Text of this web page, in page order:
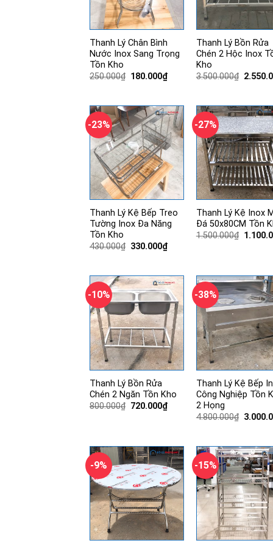
Thanh Lý Chân Bình
Nước Inox Sang Trọng
Tồn Kho
250.000₫ Giá
180.000₫Giá
180.000₫.
Thanh Lý Bồn Rửa
Chén 2 Hộc Inox
Kho
3.500.000₫ Giá
-23%
Thanh Lý Kệ Bếp Treo
Tường Inox Đa Năng
Tồn Kho
430.000₫ Giá
330.000₫Giá
330.000₫.
-27%
Thanh Lý Kệ Inox
Đá 50x80CM Tồn
1.500.000₫ Giá
-10%
Thanh Lý Bồn Rửa
Chén 2 Ngăn Tồn Kho
800.000₫ Giá
720.000₫Giá
-38%
Thanh Lý Kệ Bếp
Công Nghiệp Tồn
2 Họng
4.800.000₫ Giá
-9% -15%